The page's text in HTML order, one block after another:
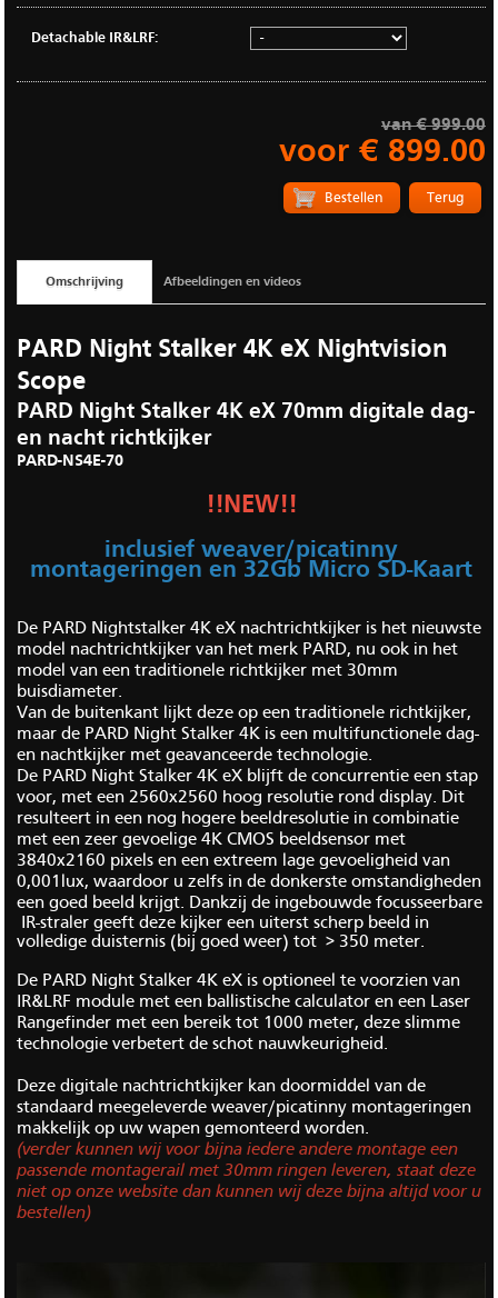
Detachable IR&LRF:
van € 999.00
voor € 899.00
Terug
Omschrijving Afbeeldingen en videos
PARD Night Stalker 4K eX Nightvision
Scope
PARD Night Stalker 4K eX 70mm digitale dag-
en nacht richtkijker
PARD-NS4E-70
!!NEW!!
inclusief weaver/picatinny
montageringen en 32Gb Micro SD-Kaart
De PARD Nightstalker 4K eX nachtrichtkijker is het nieuwste
model nachtrichtkijker van het merk PARD, nu ook in het
model van een traditionele richtkijker met 30mm
buisdiameter.
Van de buitenkant lijkt deze op een traditionele richtkijker,
maar de PARD Night Stalker 4K is een multifunctionele dag-
en nachtkijker met geavanceerde technologie.
De PARD Night Stalker 4K eX blijft de concurrentie een stap
voor, met een 2560x2560 hoog resolutie rond display. Dit
resulteert in een nog hogere beeldresolutie in combinatie
met een zeer gevoelige 4K CMOS beeldsensor met
3840x2160 pixels en een extreem lage gevoeligheid van
0,001lux, waardoor u zelfs in de donkerste omstandigheden
een goed beeld krijgt. Dankzij de ingebouwde focusseerbare
IR-straler geeft deze kijker een uiterst scherp beeld in
volledige duisternis (bij goed weer) tot > 350 meter.
De PARD Night Stalker 4K eX is optioneel te voorzien van
IR&LRF module met een ballistische calculator en een Laser
Rangefinder met een bereik tot 1000 meter, deze slimme
technologie verbetert de schot nauwkeurigheid.
Deze digitale nachtrichtkijker kan doormiddel van de
standaard meegeleverde weaver/picatinny montageringen
makkelijk op uw wapen gemonteerd worden.
(verder kunnen wij voor bijna iedere andere montage een
passende montagerail met 30mm ringen leveren, staat deze
niet op onze website dan kunnen wij deze bijna altijd voor u
bestellen)